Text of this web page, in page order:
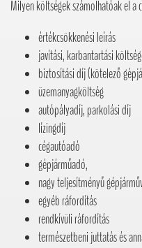
Milyen költségek számolhatóak el a
értékcsökkenési leírás
javítási, karbantartási
biztosítási díj (kötelező
üzemanyagköltség
autópályadíj, parkolási díj
lízingdíj
cégautóadó
gépjárműadó,
nagy teljesítményű
egyéb ráfordítás
rendkívüli ráfordítás
természetbeni juttatás és